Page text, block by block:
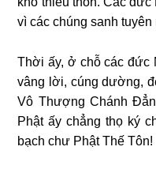
vì các chúng sanh
Thời ấy, ở chỗ các đức
vâng lời, cúng dường,
Vô Thượng Chánh
Phật ấy chẳng thọ ký
bạch chư Phật Thế